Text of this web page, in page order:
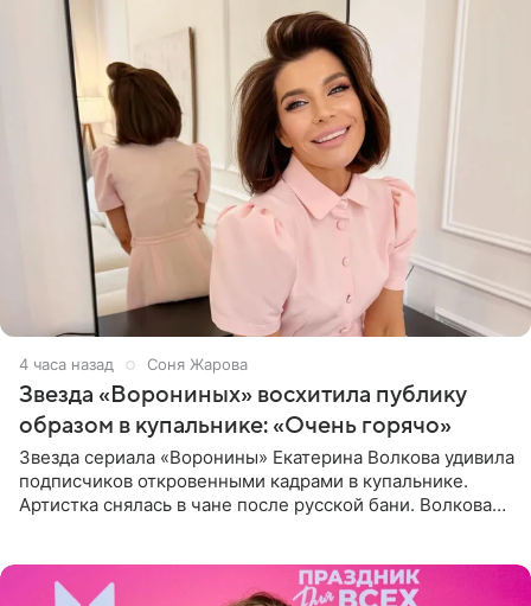
4 часа назад Соня Жарова
Звезда «Ворониных» восхитила публику
образом в купальнике: «Очень горячо»
Звезда сериала «Воронины» Екатерина Волкова удивила
подписчиков откровенными кадрами в купальнике.
Артистка снялась в чане после русской бани. Волкова